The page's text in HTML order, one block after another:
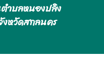
ำบลหนองปลิง
หวัดสกลนคร